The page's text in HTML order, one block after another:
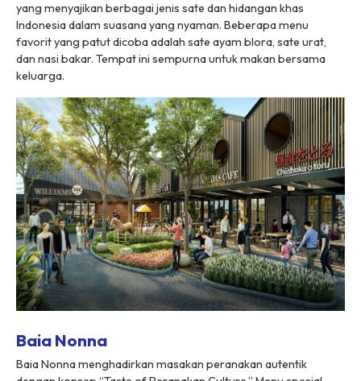
yang menyajikan berbagai jenis sate dan hidangan khas
Indonesia dalam suasana yang nyaman. Beberapa menu
favorit yang patut dicoba adalah sate ayam blora, sate urat,
dan nasi bakar. Tempat ini sempurna untuk makan bersama
keluarga.
Baia Nonna
Baia Nonna menghadirkan masakan peranakan autentik